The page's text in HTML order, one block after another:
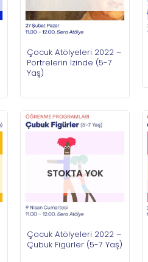
Çocuk Atölyeleri 2022 –
Portrelerin İzinde (5-7
Yaş)
STOKTA YOK
Çocuk Atölyeleri 2022 –
Çubuk Figürler (5-7 Yaş)